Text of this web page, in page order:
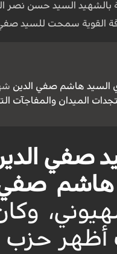
بالشهيد السيد حسن نصر
القوية سمحت للسيد
السيد هاشم صفي الدين
الميدان والمفاجآت
صفي
هاشم صفي